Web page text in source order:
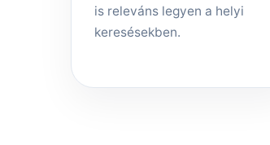
is releváns legyen a helyi
keresésekben.